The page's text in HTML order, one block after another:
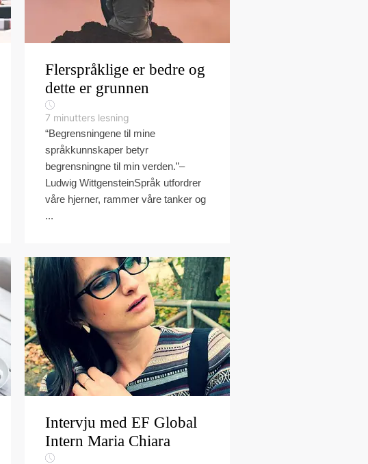
Flerspråklige er bedre og
dette er grunnen
7 minutters lesning
“Begrensningene til mine
språkkunnskaper betyr
begrensningne til min verden.”–
Ludwig WittgensteinSpråk utfordrer
våre hjerner, rammer våre tanker og
...
Intervju med EF Global
Intern Maria Chiara